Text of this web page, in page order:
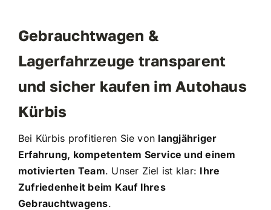
Gebrauchtwagen &
Lagerfahrzeuge transparent
und sicher kaufen im Autohaus
Kürbis
Bei Kürbis profitieren Sie von langjähriger
Erfahrung, kompetentem Service und einem
motivierten Team. Unser Ziel ist klar: Ihre
Zufriedenheit beim Kauf Ihres
Gebrauchtwagens.